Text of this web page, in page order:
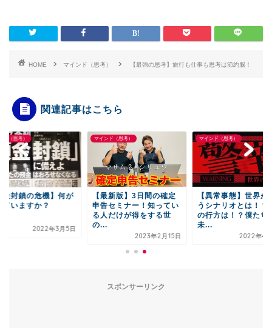
HOME マインド（思考） 【最強の思考】旅行も仕事も思考は節約脳！
関連記事はこちら
ド（思考）
金封鎖の危機】何が
ていますか？
2022年3月5日
マインド（思考）
【最新版】3日間の確定
申告セミナー！知ってい
る人だけが得をする世
の...
2023年2月15日
マインド（思考）
【異常事態】世界が
うシナリオとは！？
の行方は！？僕たち
未...
2022年4
スポンサーリンク